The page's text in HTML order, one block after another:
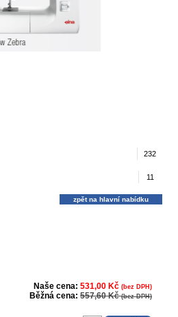
232
11
zpět na hlavní nabídku
Naše cena: 531,00 Kč (bez DPH)
Běžná cena: 557,60 Kč(bez DPH)